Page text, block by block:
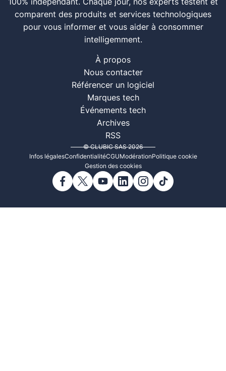
100% indépendant. Chaque jour, nos experts testent et
comparent des produits et services technologiques
pour vous informer et vous aider à consommer
intelligemment.
À propos
Nous contacter
Référencer un logiciel
Marques tech
Événements tech
Archives
RSS
© CLUBIC SAS 2026
Infos légalesConfidentialitéCGUModérationPolitique cookie
Gestion des cookies